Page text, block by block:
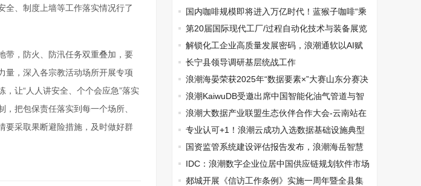
全、制度上墙等工作落实情况行了
带，防火、防汛任务双重叠加，要
量，深入各宗教活动场所开展专项
让“人人讲安全、个个会应急”落实
把包保责任落实到每一个场所、
要采取果断避险措施，及时做好群
轴”群众合唱活动在中山音乐堂举行
国内咖啡规模即将进入万亿时代！蓝猴子咖啡“乘
风”发展
第20届国际现代工厂/过程自动化技术与装备展览
会于6月13日在京举行
解锁化工企业高质量发展密码，浪潮通软以AI赋
能石化行业数智化转型
长宁县领导调研基层统战工作
浪潮海晏荣获2025年“数据要素×”大赛山东分赛决
赛三等奖
浪潮KaiwuDB受邀出席中国智能化油气管道与智
慧管网技术交流大会
浪潮大数据产业联盟生态伙伴合作大会-云南站在
昆明成功举办
专业认可+1！浪潮云成功入选数据基础设施典型
案例国资监管系统建设评估报告发布，浪潮海岳智慧
国资9家客户跻身优秀行列
IDC：浪潮数字企业位居中国供应链规划软件市场
国产厂商第一
郯城开展《信访工作条例》实施一周年暨全县集